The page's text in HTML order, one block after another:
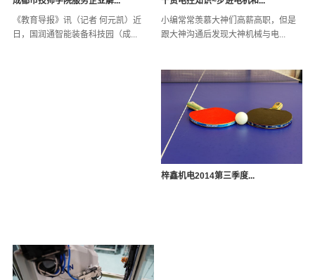
《教育导报》讯（记者 何元凯）近
日，国润通智能装备科技园（成...
小编常常羡慕大神们高薪高职，但是
跟大神沟通后发现大神机械与电...
梓鑫机电2014第三季度...